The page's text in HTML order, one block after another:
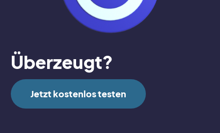
Überzeugt?
Jetzt kostenlos testen